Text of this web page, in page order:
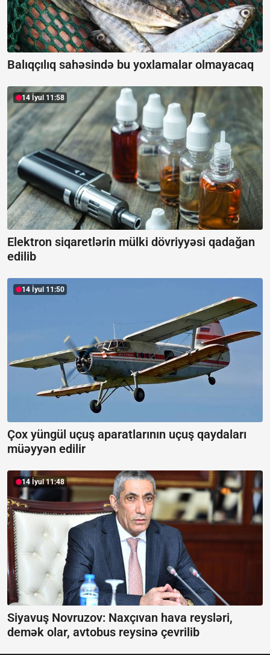
Balıqçılıq sahəsində bu yoxlamalar olmayacaq
14 İyul 11:58
Elektron siqaretlərin mülki dövriyyəsi qadağan
edilib
14 İyul 11:50
Çox yüngül uçuş aparatlarının uçuş qaydaları
müəyyən edilir
14 İyul 11:48
Siyavuş Novruzov: Naxçıvan hava reysləri,
demək olar, avtobus reysinə çevrilib